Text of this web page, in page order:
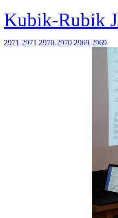
Kubik-Rubik
2971 2971 2970 2970 2969 2969